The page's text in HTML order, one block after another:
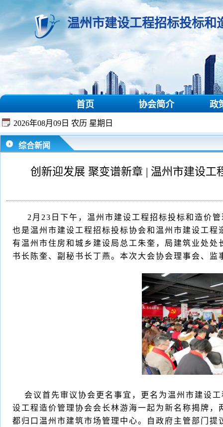
温州市建设工程招标投标和
首页 协会简介 政
2026年08月09日 农历 星期日
综合新闻
创新迎发展 聚变谱新章 | 温州市建设
2月23日下午，温州市建设工程招标投标和造价
也是温州市建设工程招标投标协会和温州市建设工
有温州市住房和城乡建设局总工朱奎，局建筑业处
书长陈奎、副秘书长丁燕。本次大会协会理事会、
会议首先审议协会更名事宜，更名为温州市建设工
设工程造价管理协会会长林游海一起为新名称揭牌
都归口温州市建筑市场管理中心。自政府主管部门